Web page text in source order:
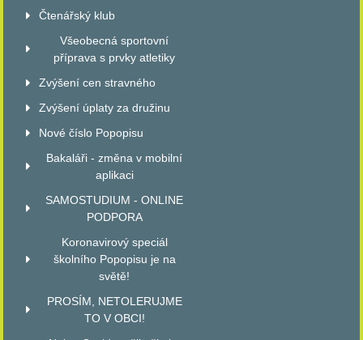
Čtenářský klub
Všeobecná sportovní
příprava s prvky atletiky
Zvýšení cen stravného
Zvýšení úplaty za družinu
Nové číslo Popopisu
Bakaláři - změna v mobilní
aplikaci
SAMOSTUDIUM - ONLINE
PODPORA
Koronavirový speciál
školního Popopisu je na
světě!
PROSÍM, NETOLERUJME
TO V OBCI!